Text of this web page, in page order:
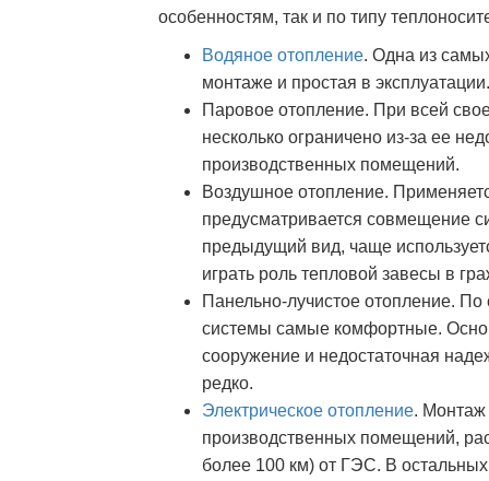
особенностям, так и по типу
Водяное отопление. Одна из
монтаже и простая в
Паровое отопление. При всей
несколько ограничено из-за ее
производственных помещений.
Воздушное отопление.
предусматривается совмещение
предыдущий вид, чаще
играть роль тепловой завесы в
Панельно-лучистое отопление.
системы самые комфортные.
сооружение и недостаточная
редко.
Электрическое отопление. Монтаж
производственных помещений,
более 100 км) от ГЭС. В